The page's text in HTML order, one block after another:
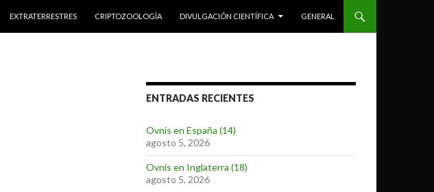
EXTRATERRESTRES CRIPTOZOOLOGÍA DIVULGACIÓN CIENTÍFICA GENERAL
ENTRADAS RECIENTES
Ovnis en España (14)
agosto 5, 2026
Ovnis en Inglaterra (18)
agosto 5, 2026